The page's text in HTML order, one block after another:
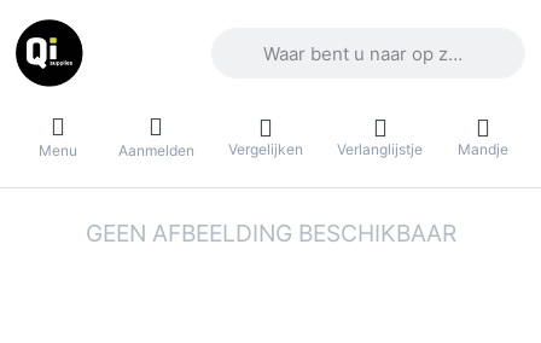
Menu Aanmelden Vergelijken Verlanglijstje Mandje